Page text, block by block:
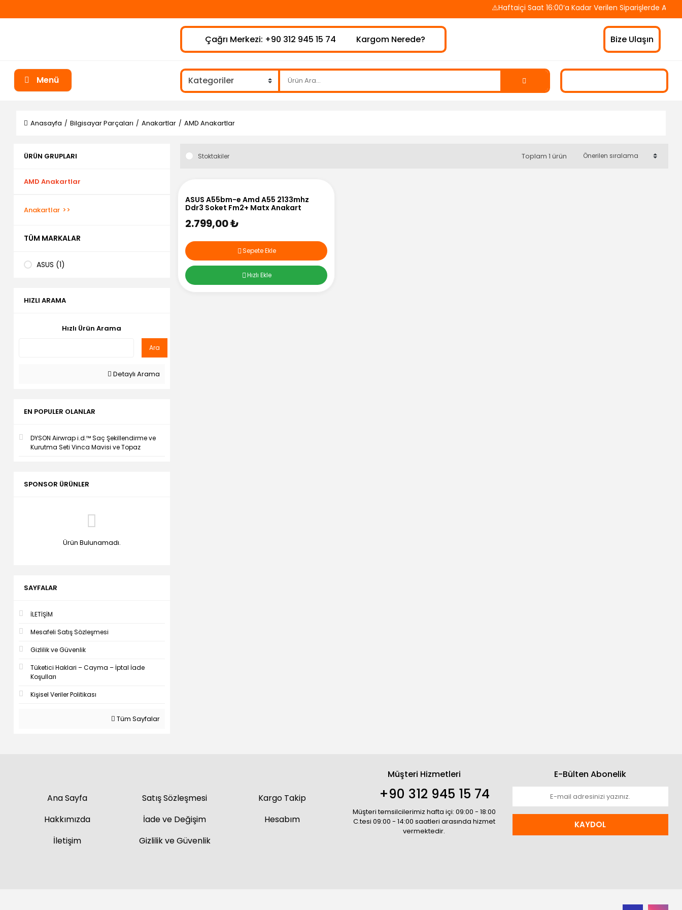
⚠️Haftaiçi Saat 16:00’a Kadar Verilen Siparişlerde Aynı
Çağrı Merkezi: +90 312 945 15 74 Kargom Nerede? Bize Ulaşın
Menü
Anasayfa Bilgisayar Parçaları Anakartlar AMD Anakartlar
ÜRÜN GRUPLARI
AMD Anakartlar
Anakartlar
TÜM MARKALAR
ASUS (1)
HIZLI ARAMA
Hızlı Ürün Arama
Ara
Detaylı Arama
EN POPULER OLANLAR
DYSON Airwrap i.d.™ Saç Şekillendirme ve
Kurutma Seti Vinca Mavisi ve Topaz
SPONSOR ÜRÜNLER
Ürün Bulunamadı.
SAYFALAR
İLETİŞİM
Mesafeli Satış Sözleşmesi
Gizlilik ve Güvenlik
Tüketici Haklari – Cayma – İptal İade
Koşulları
Kişisel Veriler Politikası
Tüm Sayfalar
Stoktakiler Toplam 1 ürün
ASUS A55bm-e Amd A55 2133mhz
Ddr3 Soket Fm2+ Matx Anakart
2.799,00 ₺
Sepete Ekle
Hızlı Ekle
Ana Sayfa
Hakkımızda
İletişim
Satış Sözleşmesi
İade ve Değişim
Gizlilik ve Güvenlik
Kargo Takip
Hesabım
Müşteri Hizmetleri
+90 312 945 15 74
Müşteri temsilcilerimiz hafta içi: 09:00 - 18:00
C.tesi 09:00 - 14:00 saatleri arasında hizmet
vermektedir.
E-Bülten Abonelik
KAYDOL